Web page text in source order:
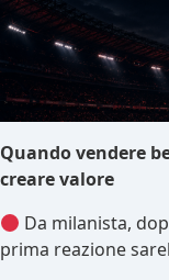
Quando vendere
creare valore
Da milanista,
prima reazione